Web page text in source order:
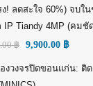
ง! ลดสะใจ 60%) จบใ
IP Tiandy 4MP (คมชั
฿ 9,900.00 ฿
งวงจรปิดขอนแก่น: ติ